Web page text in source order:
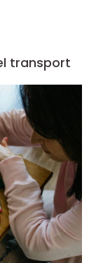
transport